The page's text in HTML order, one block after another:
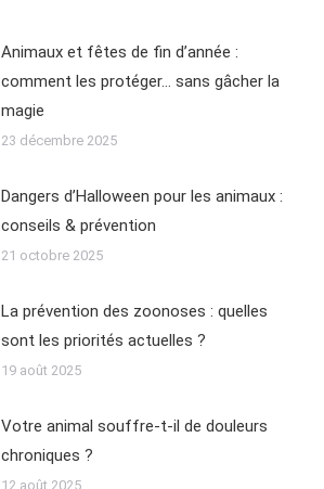
Animaux et fêtes de fin d’année :
comment les protéger… sans gâcher la
magie
23 décembre 2025
Dangers d’Halloween pour les animaux :
conseils & prévention
21 octobre 2025
La prévention des zoonoses : quelles
sont les priorités actuelles ?
19 août 2025
Votre animal souffre-t-il de douleurs
chroniques ?
12 août 2025